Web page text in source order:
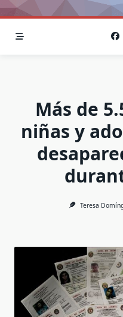
Más de
niñas y
Teresa